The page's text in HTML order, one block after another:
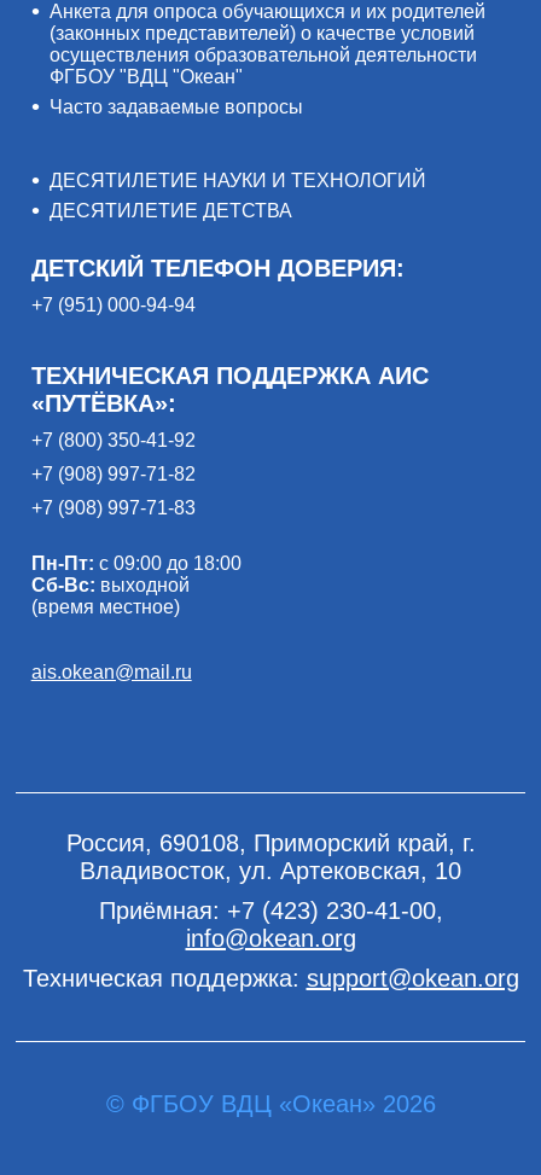
Анкета для опроса обучающихся и их родителей
(законных представителей) о качестве условий
осуществления образовательной деятельности
ФГБОУ "ВДЦ "Океан"
Часто задаваемые вопросы
ДЕСЯТИЛЕТИЕ НАУКИ И ТЕХНОЛОГИЙ
ДЕСЯТИЛЕТИЕ ДЕТСТВА
ДЕТСКИЙ ТЕЛЕФОН ДОВЕРИЯ:
+7 (951) 000-94-94
ТЕХНИЧЕСКАЯ ПОДДЕРЖКА АИС
«ПУТЁВКА»:
+7 (800) 350-41-92
+7 (908) 997-71-82
+7 (908) 997-71-83
Пн-Пт: с 09:00 до 18:00
Сб-Вс: выходной
(время местное)
ais.okean@mail.ru
Россия, 690108, Приморский край, г.
Владивосток, ул. Артековская, 10
Приёмная: +7 (423) 230-41-00,
info@okean.org
Техническая поддержка: support@okean.org
© ФГБОУ ВДЦ «Океан» 2026